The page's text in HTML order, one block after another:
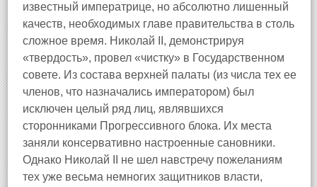
известный императрице, но абсолютно лишенный
качеств, необходимых главе правительства в столь
сложное время. Николай II, демонстрируя
«твердость», провел «чистку» в Государственном
совете. Из состава верхней палаты (из числа тех ее
членов, что назначались императором) был
исключен целый ряд лиц, являвшихся
сторонниками Прогрессивного блока. Их места
заняли консервативно настроенные сановники.
Однако Николай II не шел навстречу пожеланиям
тех уже весьма немногих защитников власти,